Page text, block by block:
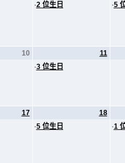
·2 位生日 ·5
10
11
·3 位生日
17
18
·5 位生日 ·1